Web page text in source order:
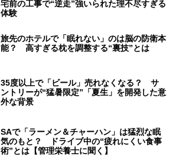
宅前の工事で“逆走”強いられた理不尽すぎる
体験
旅先のホテルで「眠れない」のは脳の防衛本
能？ 高すぎる枕を調整する“裏技”とは
35度以上で「ビール」売れなくなる？ サ
ントリーが“猛暑限定”「夏生」を開発した意
外な背景
SAで「ラーメン＆チャーハン」は猛烈な眠
気のもと？ ドライブ中の“疲れにくい食事
術”とは【管理栄養士に聞く】